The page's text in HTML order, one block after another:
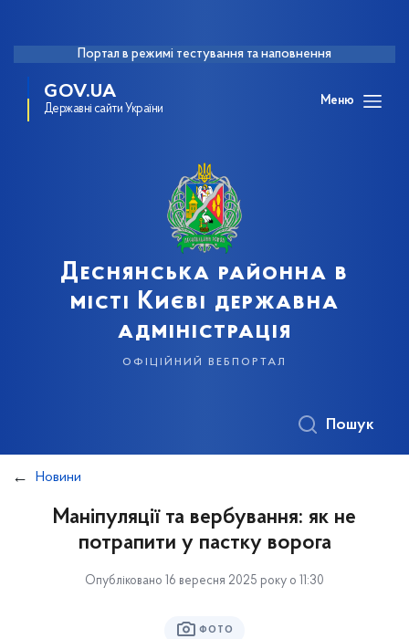
Портал в режимі тестування та наповнення
GOV.UA
Державні сайти України
Меню
Деснянська районна в
місті Києві державна
адміністрація
офіційний вебпортал
Пошук
Новини
Маніпуляції та вербування: як не
потрапити у пастку ворога
Опубліковано 16 вересня 2025 року о 11:30
ФОТО